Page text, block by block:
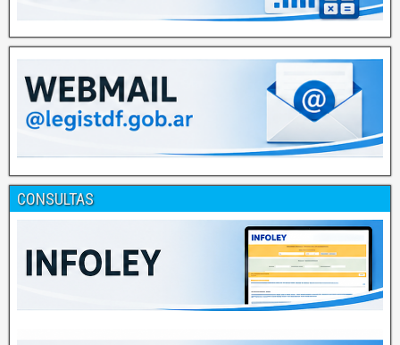
CONSULTAS